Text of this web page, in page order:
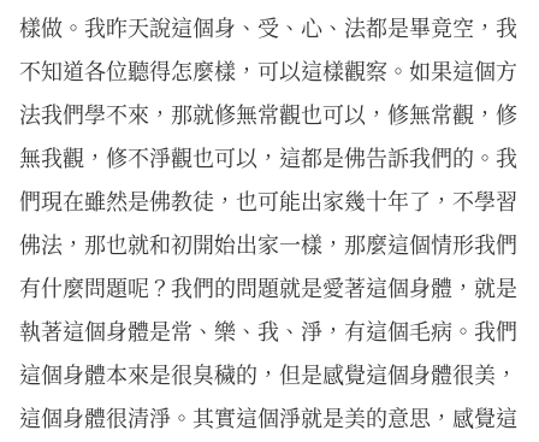
樣做。我昨天說這個身、受、心、法都是畢竟空，我
不知道各位聽得怎麼樣，可以這樣觀察。如果這個方
法我們學不來，那就修無常觀也可以，修無常觀，修
無我觀，修不淨觀也可以，這都是佛告訴我們的。我
們現在雖然是佛教徒，也可能出家幾十年了，不學習
佛法，那也就和初開始出家一樣，那麼這個情形我們
有什麼問題呢？我們的問題就是愛著這個身體，就是
執著這個身體是常、樂、我、淨，有這個毛病。我們
這個身體本來是很臭穢的，但是感覺這個身體很美，
這個身體很清淨。其實這個淨就是美的意思，感覺這